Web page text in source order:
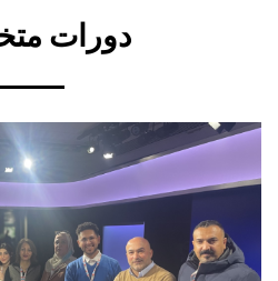
Titre
دورات
Image